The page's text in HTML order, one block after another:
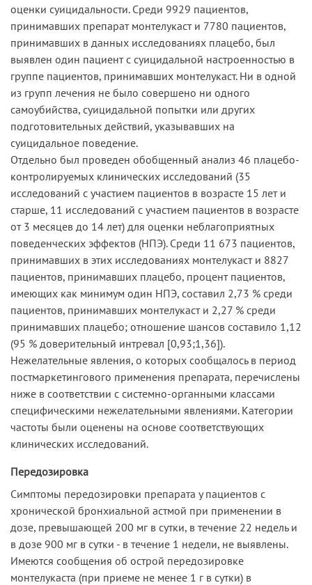
оценки суицидальности. Среди 9929 пациентов,
принимавших препарат монтелукаст и 7780 пациентов,
принимавших в данных исследованиях плацебо, был
выявлен один пациент с суицидальной настроенностью в
группе пациентов, принимавших монтелукаст. Ни в одной
из групп лечения не было совершено ни одного
самоубийства, суицидальной попытки или других
подготовительных действий, указывавших на
суицидальное поведение.
Отдельно был проведен обобщенный анализ 46 плацебо-
контролируемых клинических исследований (35
исследований с участием пациентов в возрасте 15 лет и
старше, 11 исследований с участием пациентов в возрасте
от 3 месяцев до 14 лет) для оценки неблагоприятных
поведенческих эффектов (НПЭ). Среди 11 673 пациентов,
принимавших в этих исследованиях монтелукаст и 8827
пациентов, принимавших плацебо, процент пациентов,
имеющих как минимум один НПЭ, составил 2,73 % среди
пациентов, принимавших монтелукаст и 2,27 % среди
принимавших плацебо; отношение шансов составило 1,12
(95 % доверительный интревал [0,93;1,36]).
Нежелательные явления, о которых сообщалось в период
постмаркетингового применения препарата, перечислены
ниже в соответствии с системно-органными классами
специфическими нежелательными явлениями. Категории
частоты были оценены на основе соответствующих
клинических исследований.
Передозировка
Симптомы передозировки препарата у пациентов с
хронической бронхиальной астмой при применении в
дозе, превышающей 200 мг в сутки, в течение 22 недель и
в дозе 900 мг в сутки - в течение 1 недели, не выявлены.
Имеются сообщения об острой передозировке
монтелукаста (при приеме не менее 1 г в сутки) в